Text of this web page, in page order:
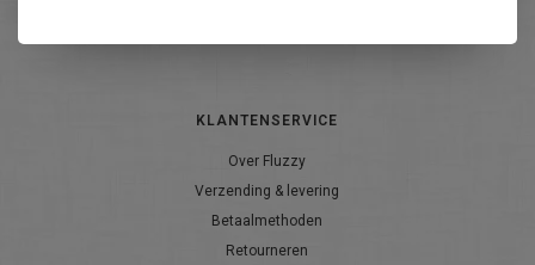
KLANTENSERVICE
Over Fluzzy
Verzending & levering
Betaalmethoden
Retourneren